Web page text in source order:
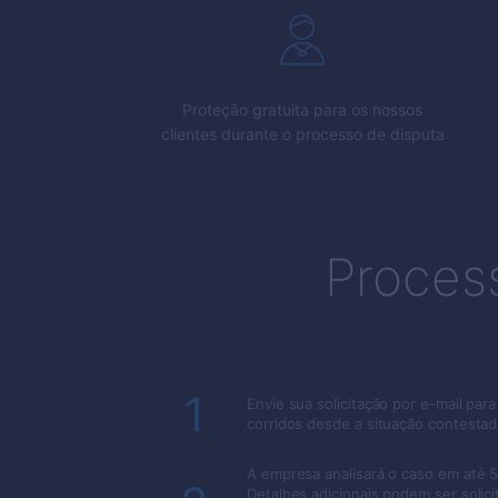
Proteção gratuita para os nossos
clientes durante o processo de disputa
1
Envie sua solicitação por e-mail
corridos desde a situação
A empresa analisará o caso em até
Detalhes adicionais podem ser